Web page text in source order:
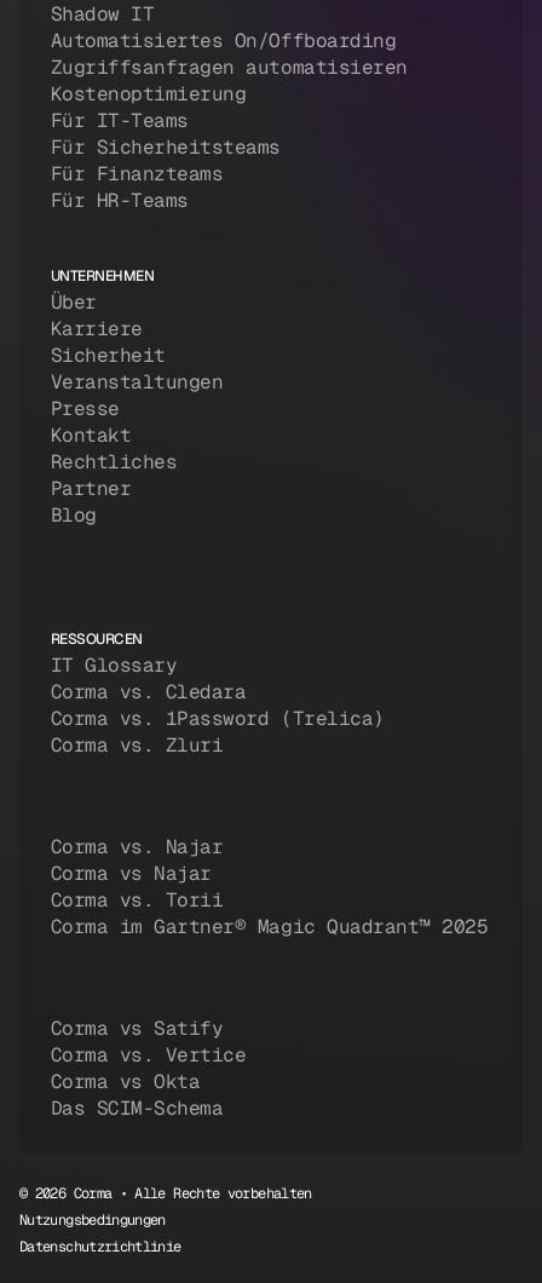
Shadow IT
Automatisiertes On/Offboarding
Zugriffsanfragen automatisieren
Kostenoptimierung
Für IT-Teams
Für Sicherheitsteams
Für Finanzteams
Für HR-Teams
UNTERNEHMEN
Über
Karriere
Sicherheit
Veranstaltungen
Presse
Kontakt
Rechtliches
Partner
Blog
RESSOURCEN
IT Glossary
Corma vs. Cledara
Corma vs. 1Password (Trelica)
Corma vs. Zluri
Corma vs. Najar
Corma vs Najar
Corma vs. Torii
Corma im Gartner® Magic Quadrant™ 2025
Corma vs Satify
Corma vs. Vertice
Corma vs Okta
Das SCIM-Schema
© 2026 Corma • Alle Rechte vorbehalten
Nutzungsbedingungen
Datenschutzrichtlinie